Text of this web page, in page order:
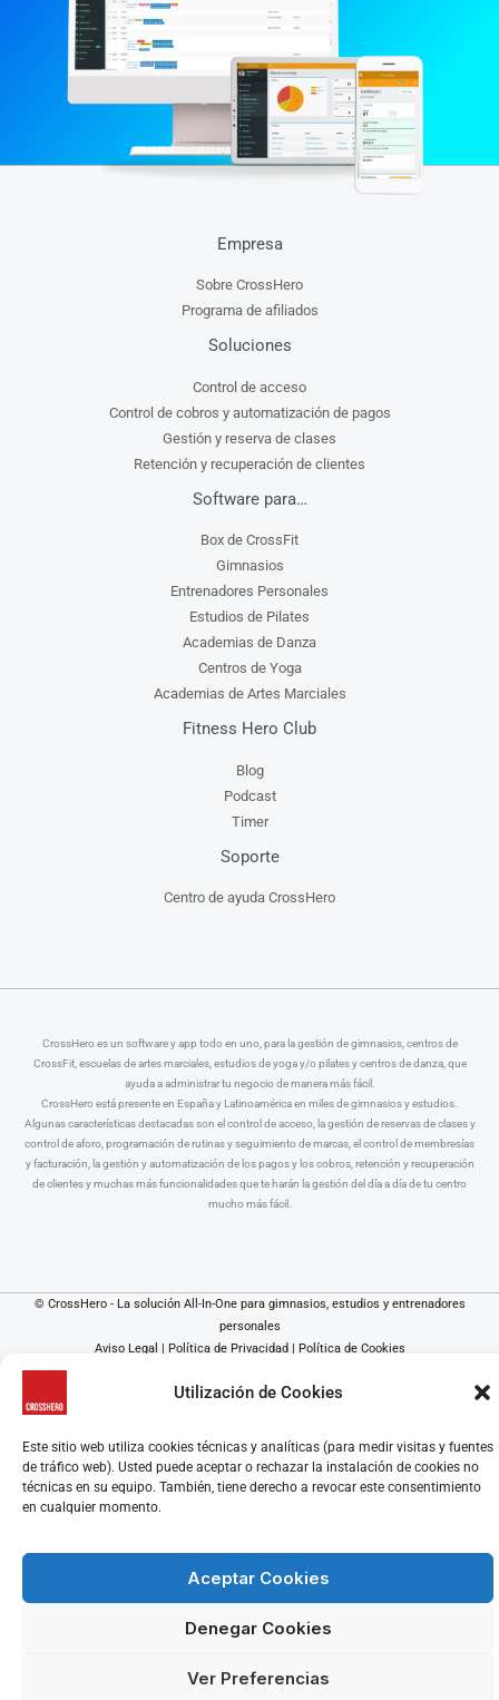
Utilización de Cookies
Este sitio web utiliza cookies técnicas y analíticas (para medir visitas y fuentes
de tráfico web). Usted puede aceptar o rechazar la instalación de cookies no
técnicas en su equipo. También, tiene derecho a revocar este consentimiento
en cualquier momento.
Aceptar Cookies
Denegar Cookies
Ver Preferencias
Empresa
Sobre CrossHero
Programa de afiliados
Soluciones
Control de acceso
Control de cobros y automatización de pagos
Gestión y reserva de clases
Retención y recuperación de clientes
Software para…
Box de CrossFit
Gimnasios
Entrenadores Personales
Estudios de Pilates
Academias de Danza
Centros de Yoga
Academias de Artes Marciales
Fitness Hero Club
Blog
Podcast
Timer
Soporte
Centro de ayuda CrossHero
CrossHero es un software y app todo en uno, para la gestión de gimnasios, centros de
CrossFit, escuelas de artes marciales, estudios de yoga y/o pilates y centros de danza, que
ayuda a administrar tu negocio de manera más fácil.
CrossHero está presente en España y Latinoamérica en miles de gimnasios y estudios.
Algunas características destacadas son el control de acceso, la gestión de reservas de clases y
control de aforo, programación de rutinas y seguimiento de marcas, el control de membresías
y facturación, la gestión y automatización de los pagos y los cobros, retención y recuperación
de clientes y muchas más funcionalidades que te harán la gestión del día a día de tu centro
mucho más fácil.
© CrossHero - La solución All-In-One para gimnasios, estudios y entrenadores
personales
Aviso Legal
Política de Privacidad| Política de Cookies